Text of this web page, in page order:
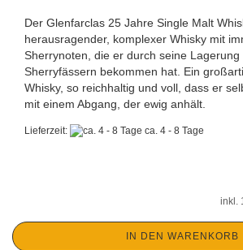
Der Glenfarclas 25 Jahre Single Malt
herausragender, komplexer Whisky mit
Sherrynoten, die er durch seine Lagerung
Sherryfässern bekommen hat. Ein
Whisky, so reichhaltig und voll, dass er
mit einem Abgang, der ewig anhält.
Lieferzeit: ca. 4 - 8 Tage
inkl.
IN DEN WARENKORB